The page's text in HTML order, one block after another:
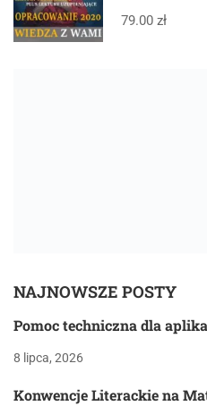
79.00 zł
NAJNOWSZE POSTY
Pomoc techniczna dla
8 lipca, 2026
Konwencje Literackie na